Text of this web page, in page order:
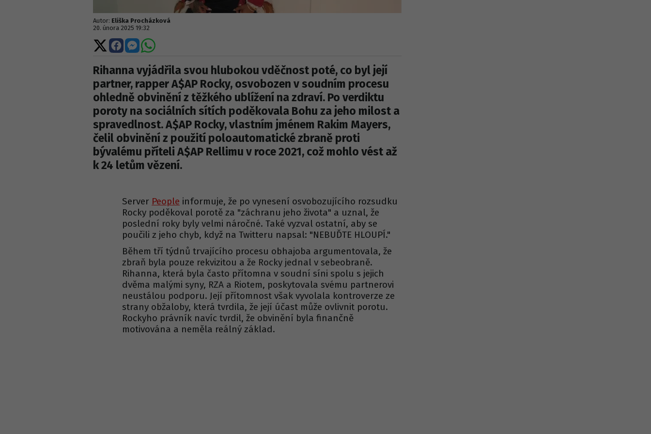
Autor: Eliška Procházková
20. února 2025 19:32
Sdílet
na
Sdílet
na
Sdílet
na
Sdílet
Rihanna vyjádřila svou hlubokou vděčnost poté, co byl její
partner, rapper A$AP Rocky, osvobozen v soudním procesu
ohledně obvinění z těžkého ublížení na zdraví. Po verdiktu
poroty na sociálních sítích poděkovala Bohu za jeho milost a
spravedlnost. A$AP Rocky, vlastním jménem Rakim Mayers,
čelil obvinění z použití poloautomatické zbraně proti
bývalému příteli A$AP Rellimu v roce 2021, což mohlo vést až
k 24 letům vězení.
Server People informuje, že po vynesení osvobozujícího rozsudku
Rocky poděkoval porotě za "záchranu jeho života" a uznal, že
poslední roky byly velmi náročné. Také vyzval ostatní, aby se
poučili z jeho chyb, když na Twitteru napsal: "NEBUĎTE HLOUPÍ."
Během tří týdnů trvajícího procesu obhajoba argumentovala, že
zbraň byla pouze rekvizitou a že Rocky jednal v sebeobraně.
Rihanna, která byla často přítomna v soudní síni spolu s jejich
dvěma malými syny, RZA a Riotem, poskytovala svému partnerovi
neustálou podporu. Její přítomnost však vyvolala kontroverze ze
strany obžaloby, která tvrdila, že její účast může ovlivnit porotu.
Rockyho právník navíc tvrdil, že obvinění byla finančně
motivována a neměla reálný základ.